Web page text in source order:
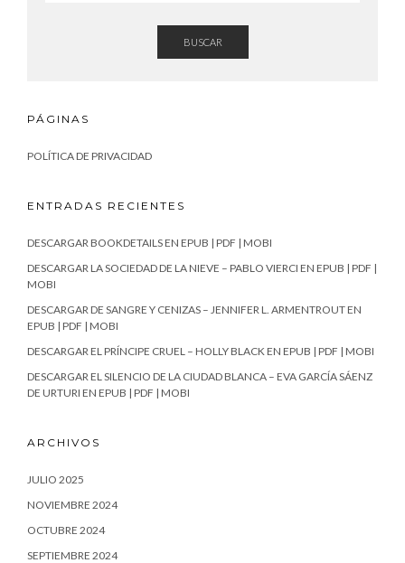
BUSCAR
PÁGINAS
POLÍTICA DE PRIVACIDAD
ENTRADAS RECIENTES
DESCARGAR BOOKDETAILS EN EPUB | PDF | MOBI
DESCARGAR LA SOCIEDAD DE LA NIEVE – PABLO VIERCI EN EPUB | PDF |
MOBI
DESCARGAR DE SANGRE Y CENIZAS – JENNIFER L. ARMENTROUT EN
EPUB | PDF | MOBI
DESCARGAR EL PRÍNCIPE CRUEL – HOLLY BLACK EN EPUB | PDF | MOBI
DESCARGAR EL SILENCIO DE LA CIUDAD BLANCA – EVA GARCÍA SÁENZ
DE URTURI EN EPUB | PDF | MOBI
ARCHIVOS
JULIO 2025
NOVIEMBRE 2024
OCTUBRE 2024
SEPTIEMBRE 2024